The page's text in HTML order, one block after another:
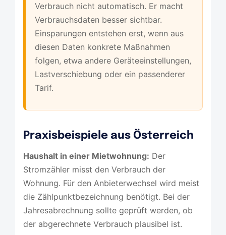
Verbrauch nicht automatisch. Er macht
Verbrauchsdaten besser sichtbar.
Einsparungen entstehen erst, wenn aus
diesen Daten konkrete Maßnahmen
folgen, etwa andere Geräteeinstellungen,
Lastverschiebung oder ein passenderer
Tarif.
Praxisbeispiele aus Österreich
Haushalt in einer Mietwohnung: Der
Stromzähler misst den Verbrauch der
Wohnung. Für den Anbieterwechsel wird meist
die Zählpunktbezeichnung benötigt. Bei der
Jahresabrechnung sollte geprüft werden, ob
der abgerechnete Verbrauch plausibel ist.